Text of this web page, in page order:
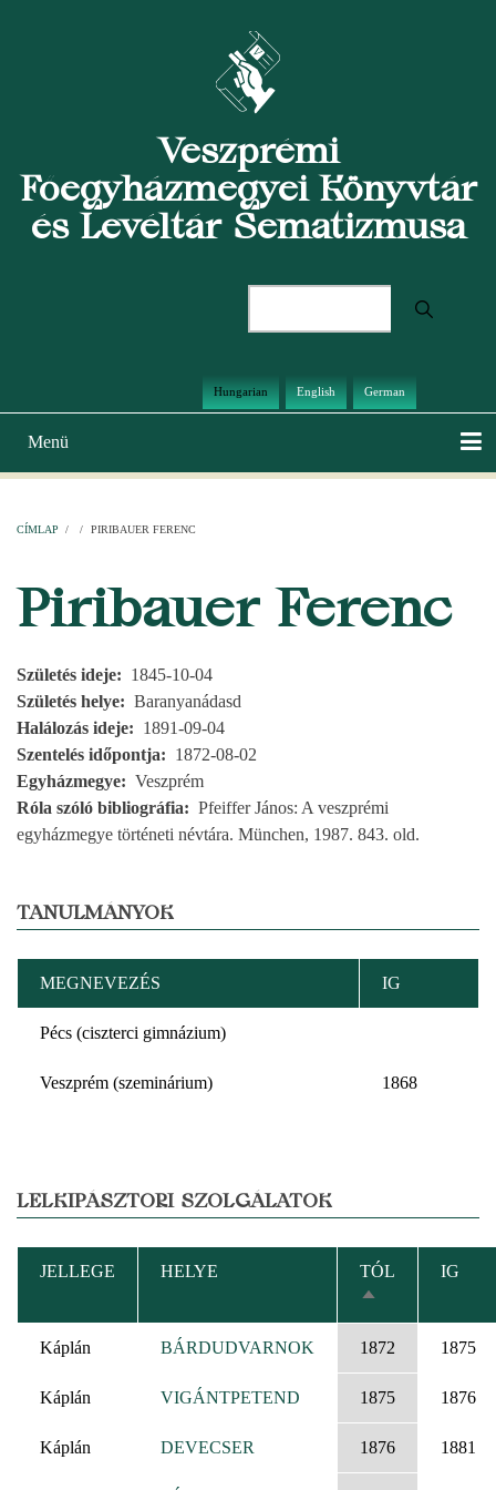
Veszprémi
Főegyházmegyei Könyvtár
és Levéltár Sematizmusa
Hungarian English German
Main
navigation
Menü
CÍMLAP / / PIRIBAUER FERENC
Piribauer Ferenc
Születés ideje
1845-10-04
Születés helye
Baranyanádasd
Halálozás ideje
1891-09-04
Szentelés időpontja
1872-08-02
Egyházmegye
Veszprém
Róla szóló bibliográfia
Pfeiffer János: A veszprémi
egyházmegye történeti névtára. München, 1987. 843. old.
TANULMÁNYOK
MEGNEVEZÉS IG
Pécs (ciszterci gimnázium)
Veszprém (szeminárium) 1868
LELKIPÁSZTORI SZOLGÁLATOK
JELLEGE HELYE
TÓL
CSÖKKENŐ
RENDEZÉS
IG
Káplán BÁRDUDVARNOK 1872 1875
Káplán VIGÁNTPETEND 1875 1876
Káplán DEVECSER 1876 1881